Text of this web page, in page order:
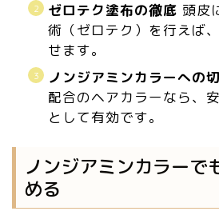
ゼロテク塗布の徹底 頭皮
術（ゼロテク）を行えば
せます。
ノンジアミンカラーへの
配合のヘアカラーなら、
として有効です。
ノンジアミンカラーで
める